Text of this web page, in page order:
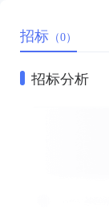
招标 （0）
招标分析